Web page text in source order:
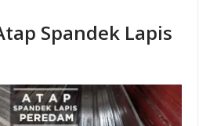
Spandek Lapis